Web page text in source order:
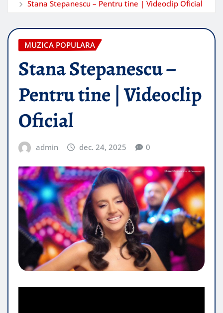
Stana Stepanescu – Pentru tine | Videoclip Oficial
MUZICA POPULARA
Stana Stepanescu –
Pentru tine | Videoclip
Oficial
admin dec. 24, 2025 0